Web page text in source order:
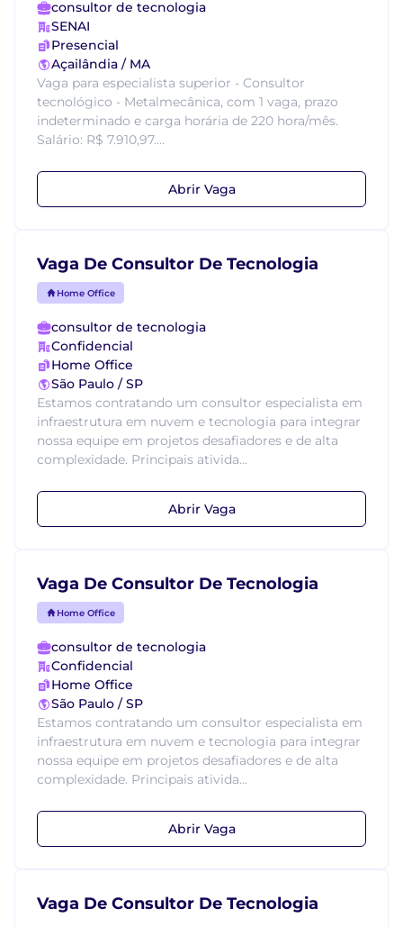
consultor de tecnologia
SENAI
Presencial
Açailândia / MA
Vaga para especialista superior - Consultor
tecnológico - Metalmecânica, com 1 vaga, prazo
indeterminado e carga horária de 220 hora/mês.
Salário: R$ 7.910,97....
Abrir Vaga
Vaga De Consultor De Tecnologia
Home Office
consultor de tecnologia
Confidencial
Home Office
São Paulo / SP
Estamos contratando um consultor especialista em
infraestrutura em nuvem e tecnologia para integrar
nossa equipe em projetos desafiadores e de alta
complexidade. Principais ativida...
Abrir Vaga
Vaga De Consultor De Tecnologia
Home Office
consultor de tecnologia
Confidencial
Home Office
São Paulo / SP
Estamos contratando um consultor especialista em
infraestrutura em nuvem e tecnologia para integrar
nossa equipe em projetos desafiadores e de alta
complexidade. Principais ativida...
Abrir Vaga
Vaga De Consultor De Tecnologia